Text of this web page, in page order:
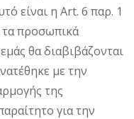
είναι η Art. 6 παρ. 1
προσωπικά
θα διαβιβάζονται
με την
της
για την